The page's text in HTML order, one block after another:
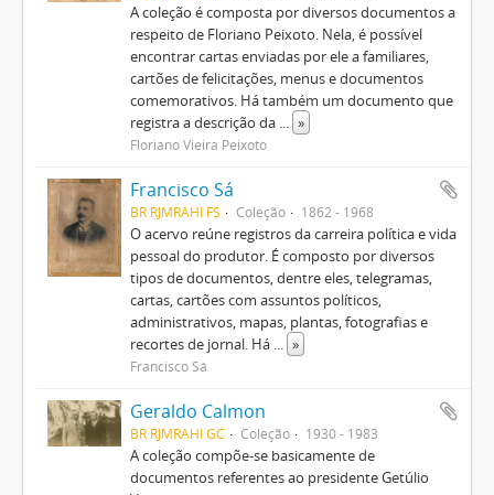
A coleção é composta por diversos documentos a
respeito de Floriano Peixoto. Nela, é possível
encontrar cartas enviadas por ele a familiares,
cartões de felicitações, menus e documentos
comemorativos. Há também um documento que
registra a descrição da ... »
Floriano Vieira Peixoto
Francisco Sá
BR RJMRAHI FS Coleção 1862 - 1968
O acervo reúne registros da carreira política e vida
pessoal do produtor. É composto por diversos
tipos de documentos, dentre eles, telegramas,
cartas, cartões com assuntos políticos,
administrativos, mapas, plantas, fotografias e
recortes de jornal. Há ... »
Francisco Sá
Geraldo Calmon
BR RJMRAHI GC Coleção 1930 - 1983
A coleção compõe-se basicamente de
documentos referentes ao presidente Getúlio